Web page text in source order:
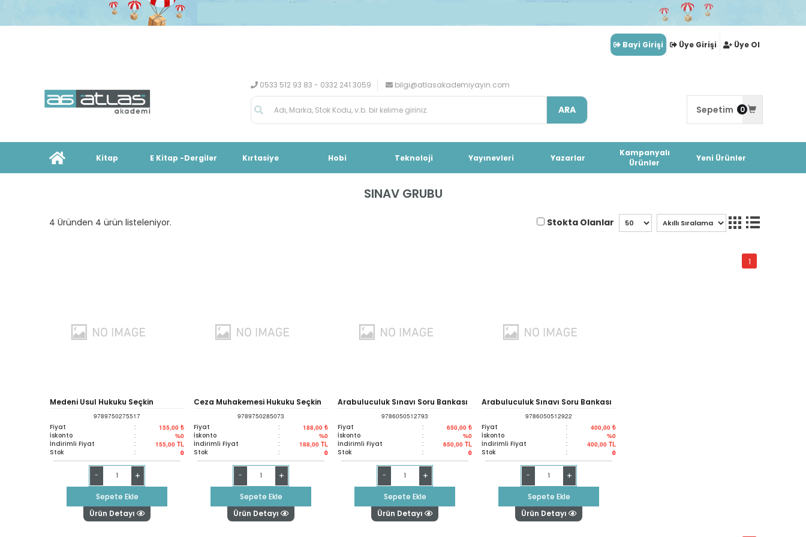
Bayi Girişi Üye Girişi Üye Ol
0533 512 93 83 - 0332 241 3059 bilgi@atlasakademiyayin.com
ARA Sepetim 0
Kitap E Kitap -Dergiler Kırtasiye Hobi Teknoloji Yayınevleri Yazarlar
Kampanyalı
Ürünler
Yeni Ürünler
SINAV GRUBU
4 Üründen 4 ürün listeleniyor. Stokta Olanlar
1
Medeni Usul Hukuku Seçkin
9789750275517
Fiyat : 155,00 ₺
İskonto : %0
İndirimli Fiyat : 155,00 TL
Stok : 0
- +
Sepete Ekle
Ürün Detayı
Ceza Muhakemesi Hukuku Seçkin
9789750285073
Fiyat : 188,00 ₺
İskonto : %0
İndirimli Fiyat : 188,00 TL
Stok : 0
- +
Sepete Ekle
Ürün Detayı
Arabuluculuk Sınavı Soru Bankası
Test Kitabı Yetkin
9786050512793
Fiyat : 650,00 ₺
İskonto : %0
İndirimli Fiyat : 650,00 TL
Stok : 0
- +
Sepete Ekle
Ürün Detayı
Arabuluculuk Sınavı Soru Bankası
Yetkin
9786050512922
Fiyat : 400,00 ₺
İskonto : %0
İndirimli Fiyat : 400,00 TL
Stok : 0
- +
Sepete Ekle
Ürün Detayı